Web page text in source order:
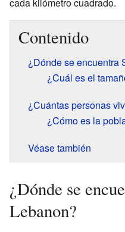
Contenido
¿Dónde se encuentra
¿Cuál es el
¿Cuántas personas
¿Cómo es la
Véase también
¿Dónde se
Lebanon?